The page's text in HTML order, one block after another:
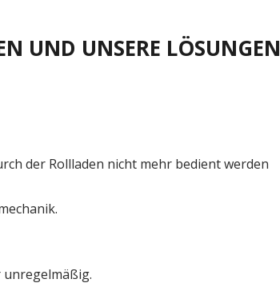
UND UNSERE LÖSUNGEN
der Rollladen nicht mehr bedient werden